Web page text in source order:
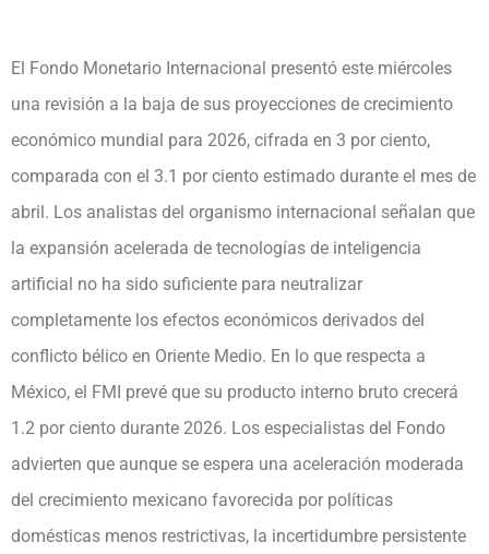
El Fondo Monetario Internacional presentó este miércoles
una revisión a la baja de sus proyecciones de crecimiento
económico mundial para 2026, cifrada en 3 por ciento,
comparada con el 3.1 por ciento estimado durante el mes de
abril. Los analistas del organismo internacional señalan que
la expansión acelerada de tecnologías de inteligencia
artificial no ha sido suficiente para neutralizar
completamente los efectos económicos derivados del
conflicto bélico en Oriente Medio. En lo que respecta a
México, el FMI prevé que su producto interno bruto crecerá
1.2 por ciento durante 2026. Los especialistas del Fondo
advierten que aunque se espera una aceleración moderada
del crecimiento mexicano favorecida por políticas
domésticas menos restrictivas, la incertidumbre persistente